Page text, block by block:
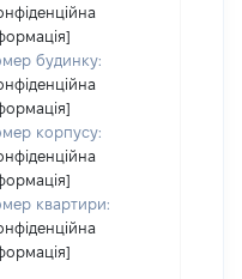
будинку:
корпусу:
квартири: